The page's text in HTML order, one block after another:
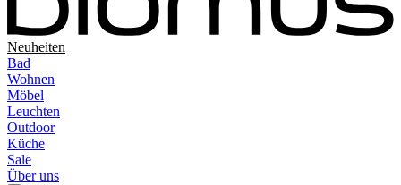
Neuheiten
Bad
Wohnen
Möbel
Leuchten
Outdoor
Küche
Sale
Über uns